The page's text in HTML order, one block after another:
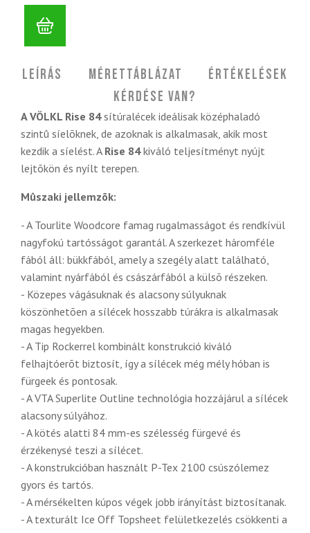
Leírás Mérettáblázat
Értékelések
Kérdése van?
A VÖLKL Rise 84sítúralécek ideálisak középhaladó
szintû síelõknek, de azoknak is alkalmasak, akik most
kezdik a síelést. A Rise 84kiváló teljesítményt nyújt
lejtõkön és nyílt terepen.
Mûszaki jellemzõk:
- A Tourlite Woodcore famag rugalmasságot és rendkívül
nagyfokú tartósságot garantál. A szerkezet háromféle
fából áll: bükkfából, amely a szegély alatt található,
valamint nyárfából és császárfából a külsõ részeken.
- Közepes vágásuknak és alacsony súlyuknak
köszönhetõen a sílécek hosszabb túrákra is alkalmasak
magas hegyekben.
- A Tip Rockerrel kombinált konstrukció kiváló
felhajtóerõt biztosít, így a sílécek még mély hóban is
fürgeek és pontosak.
- A VTA Superlite Outline technológia hozzájárul a sílécek
alacsony súlyához.
- A kötés alatti 84 mm-es szélesség fürgevé és
érzékenysé teszi a sílécet.
- A konstrukcióban használt P-Tex 2100 csúszólemez
gyors és tartós.
- A mérsékelten kúpos végek jobb irányítást biztosítanak.
- A texturált Ice Off Topsheet felületkezelés csökkenti a